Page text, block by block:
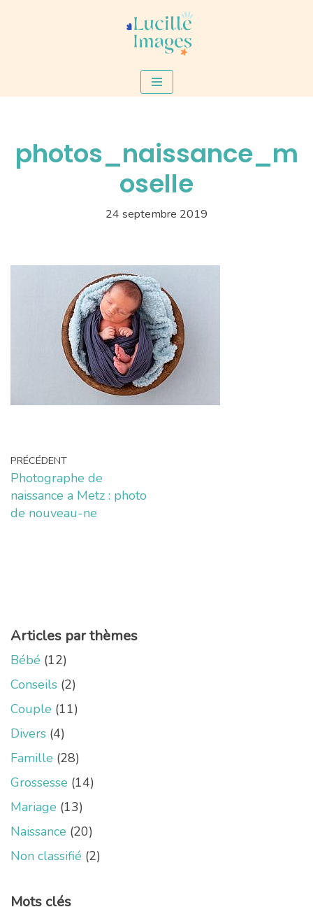
photos_naissance_m
oselle
24 septembre 2019
PRÉCÉDENT
Photographe de
naissance a Metz : photo
de nouveau-ne
Articles par thèmes
Bébé (12)
Conseils (2)
Couple (11)
Divers (4)
Famille (28)
Grossesse (14)
Mariage (13)
Naissance (20)
Non classifié (2)
Mots clés